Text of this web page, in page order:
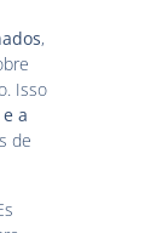
,
Isso
a
de